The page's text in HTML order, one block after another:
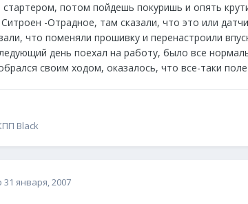
стартером, потом пойдешь покуришь и опять
-Отрадное, там сказали, что это или
что поменяли прошивку и перенастроили
день поехал на работу, было все
своим ходом, оказалось, что все-таки
Black
31 января, 2007